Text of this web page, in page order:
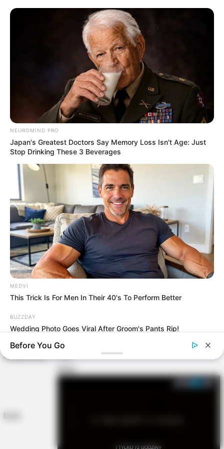
Środek halucynogenny rozpylony w gazowni
sprowadza na Mrocznego Rycerza potworne
Prezentacja wideo
Specyfikacja
Scenariusz
Mike Mignola, Richard Pace (główna historia),
Troy Nixey (główna historia), Jack Kirby
Przekład
Jarosław Grzędowicz, Marek Starosta
Oprawa
twarda
Liczba stron
Druk
Kolor
NEUROMIND PRO
Japan's Greatest Doctors Say Memory Loss Isn't Age: Just
Stop Drinking These 3 Beverages
MEDVI
This Trick Is For Men In Their 40's To Perform Better
BUZZDAY
Wedding Photo Goes Viral After Groom's Pants Rip!
Before You Go